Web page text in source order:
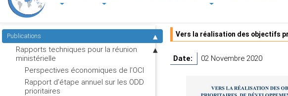
Publications
Rapports techniques pour la réunion
ministérielle
Perspectives économiques de l’OCI
Rapport d’étape annuel sur les ODD
prioritaires
Vers la réalisation des objectifs
Date: 02 Novembre 2020